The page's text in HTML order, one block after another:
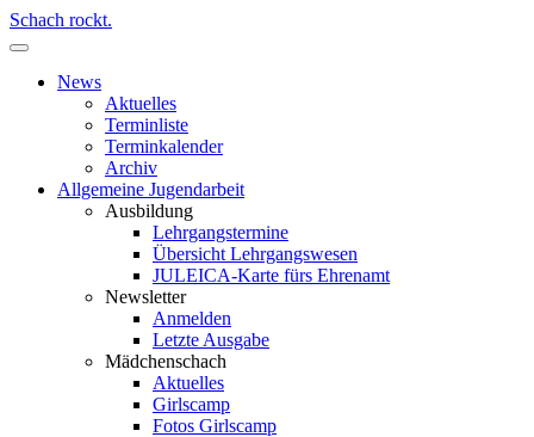
Schach rockt.
News
Aktuelles
Terminliste
Terminkalender
Archiv
Allgemeine Jugendarbeit
Ausbildung
Lehrgangstermine
Übersicht Lehrgangswesen
JULEICA-Karte fürs Ehrenamt
Newsletter
Anmelden
Letzte Ausgabe
Mädchenschach
Aktuelles
Girlscamp
Fotos Girlscamp